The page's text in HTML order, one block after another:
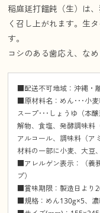
稲庭延打饂飩（生）は
く召し上がれます。生
す。
コシのある歯応え、な
■配送不可地域：沖縄・
■原材料名：めん･･･小
スープ･･･しょうゆ（本
解物、食塩、発酵調味料
アルコール、調味料（ア
材料の一部に小麦、大豆
■アレルゲン表示：（義
プ）
■賞味期限：製造日より
■規格：めん130g×5、